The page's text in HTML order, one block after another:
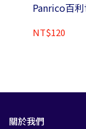
Panrico百
NT$120
關於我們